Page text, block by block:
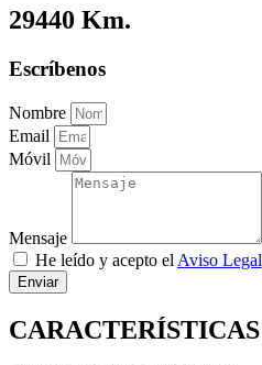
29440 Km.
Escríbenos
Nombre
Email
Móvil
Mensaje
He leído y acepto el Aviso Legal
Enviar
CARACTERÍSTICAS